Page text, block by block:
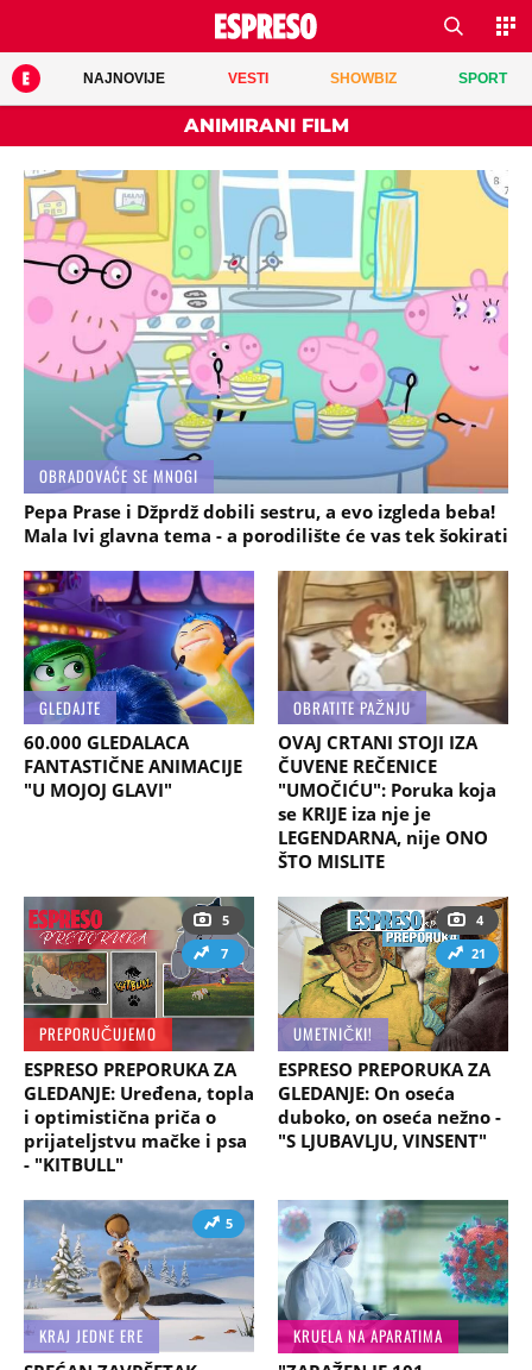
NAJNOVIJE VESTI SHOWBIZ SPORT
ANIMIRANI FILM
OBRADOVAĆE SE MNOGI
Pepa Prase i Džprdž dobili sestru, a evo izgleda beba!
Mala Ivi glavna tema - a porodilište će vas tek šokirati
GLEDAJTE
60.000 GLEDALACA
FANTASTIČNE ANIMACIJE
"U MOJOJ GLAVI"
OBRATITE PAŽNJU
OVAJ CRTANI STOJI IZA
ČUVENE REČENICE
"UMOČIĆU": Poruka koja
se KRIJE iza nje je
LEGENDARNA, nije ONO
ŠTO MISLITE
5
7
PREPORUČUJEMO
ESPRESO PREPORUKA ZA
GLEDANJE: Uređena, topla
i optimistična priča o
prijateljstvu mačke i psa
- "KITBULL"
4
21
UMETNIČKI!
ESPRESO PREPORUKA ZA
GLEDANJE: On oseća
duboko, on oseća nežno -
"S LJUBAVLJU, VINSENT"
5
KRAJ JEDNE ERE
KRUELA NA APARATIMA